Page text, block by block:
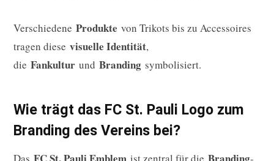
Verschiedene Produkte von Trikots bis zu Accessoires
tragen diese visuelle Identität,
die Fankultur und Branding symbolisiert.
Wie trägt das FC St. Pauli Logo zum
Branding des Vereins bei?